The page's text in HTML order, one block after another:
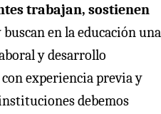
trabajan, sostienen
buscan en la educación una
y desarrollo
experiencia previa y
debemos